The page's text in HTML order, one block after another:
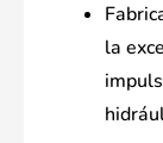
la